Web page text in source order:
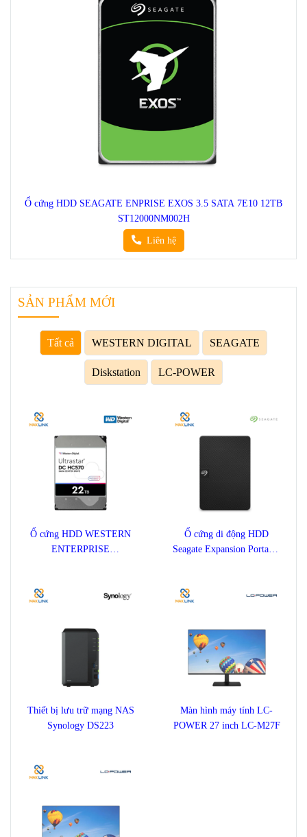
Ổ cứng HDD SEAGATE ENPRISE EXOS 3.5 SATA 7E10 12TB
ST12000NM002H
Liên hệ
SẢN PHẨM MỚI
Tất cả WESTERN DIGITAL SEAGATE
Diskstation LC-POWER
Ổ cứng HDD WESTERN
ENTERPRISE
Ổ cứng di động HDD
Seagate Expansion Portable
Thiết bị lưu trữ mạng NAS
Synology DS223
Màn hình máy tính LC-
POWER 27 inch LC-M27F